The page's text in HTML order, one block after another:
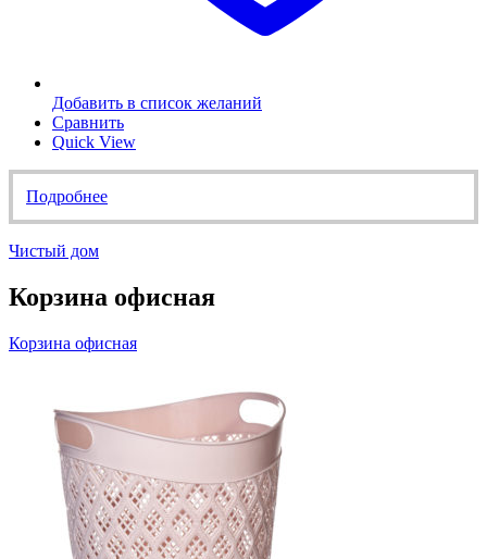
Добавить в список желаний
Сравнить
Quick View
Подробнее
Чистый дом
Корзина офисная
Корзина офисная